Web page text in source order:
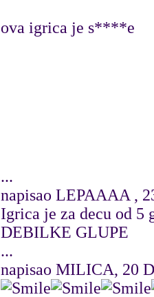
ova igrica je s****e
...
napisao LEPAAAA ,
Igrica je za decu od 5
DEBILKE GLUPE
...
napisao MILICA, 20